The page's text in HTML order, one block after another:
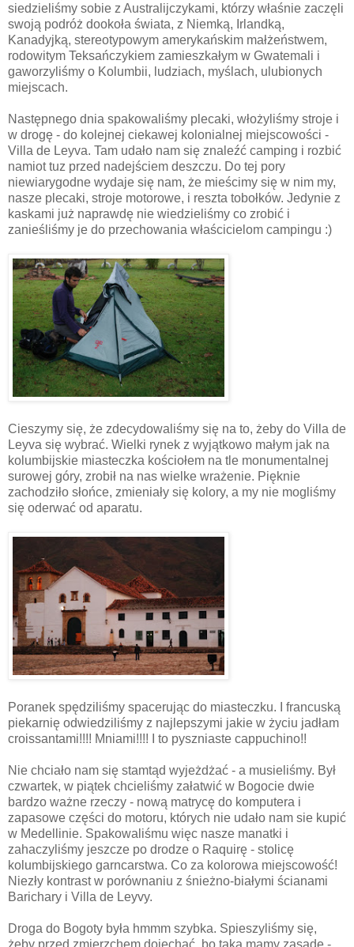
siedzieliśmy sobie z Australijczykami, którzy właśnie zaczęli
swoją podróż dookoła świata, z Niemką, Irlandką,
Kanadyjką, stereotypowym amerykańskim małżeństwem,
rodowitym Teksańczykiem zamieszkałym w Gwatemali i
gaworzyliśmy o Kolumbii, ludziach, myślach, ulubionych
miejscach.
Następnego dnia spakowaliśmy plecaki, włożyliśmy stroje i
w drogę - do kolejnej ciekawej kolonialnej miejscowości -
Villa de Leyva. Tam udało nam się znaleźć camping i rozbić
namiot tuz przed nadejściem deszczu. Do tej pory
niewiarygodne wydaje się nam, że mieścimy się w nim my,
nasze plecaki, stroje motorowe, i reszta tobołków. Jedynie z
kaskami już naprawdę nie wiedzieliśmy co zrobić i
zanieśliśmy je do przechowania właścicielom campingu :)
Cieszymy się, że zdecydowaliśmy się na to, żeby do Villa de
Leyva się wybrać. Wielki rynek z wyjątkowo małym jak na
kolumbijskie miasteczka kościołem na tle monumentalnej
surowej góry, zrobił na nas wielke wrażenie. Pięknie
zachodziło słońce, zmieniały się kolory, a my nie mogliśmy
się oderwać od aparatu.
Poranek spędziliśmy spacerując do miasteczku. I francuską
piekarnię odwiedziliśmy z najlepszymi jakie w życiu jadłam
croissantami!!!! Mniami!!!! I to pyszniaste cappuchino!!
Nie chciało nam się stamtąd wyjeżdżać - a musieliśmy. Był
czwartek, w piątek chcieliśmy załatwić w Bogocie dwie
bardzo ważne rzeczy - nową matrycę do komputera i
zapasowe części do motoru, których nie udało nam sie kupić
w Medellinie. Spakowaliśmu więc nasze manatki i
zahaczyliśmy jeszcze po drodze o Raquirę - stolicę
kolumbijskiego garncarstwa. Co za kolorowa miejscowość!
Niezły kontrast w porównaniu z śnieżno-białymi ścianami
Barichary i Villa de Leyvy.
Droga do Bogoty była hmmm szybka. Spieszyliśmy się,
żeby przed zmierzchem dojechać, bo taką mamy zasadę -